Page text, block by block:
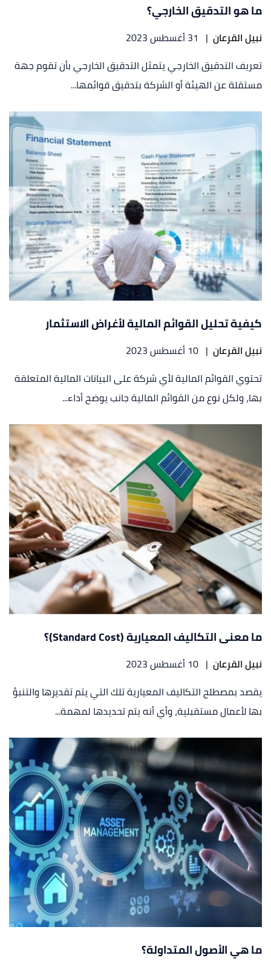
ما هو التدقيق الخارجي؟
نبيل القرعان | 31 أغسطس 2023
تعريف التدقيق الخارجي يتمثل التدقيق الخارجي بأن تقوم جهة
مستقلة عن الهيئة أو الشركة بتدقيق قوائمها...
كيفية تحليل القوائم المالية لأغراض الاستثمار
نبيل القرعان | 10 أغسطس 2023
تحتوي القوائم المالية لأي شركة على البيانات المالية المتعلقة
بها، ولكل نوع من القوائم المالية جانب يوضح أداء...
ما معنى التكاليف المعيارية (Standard Cost)؟
نبيل القرعان | 10 أغسطس 2023
يقصد بمصطلح التكاليف المعيارية تلك التي يتم تقديرها والتنبؤ
بها لأعمال مستقبلية، وأي أنه يتم تحديدها لمهمة...
ما هي الأصول المتداولة؟